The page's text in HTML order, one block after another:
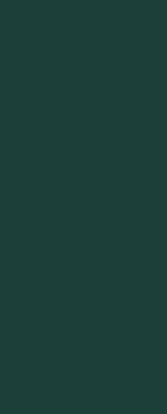
Remise sur